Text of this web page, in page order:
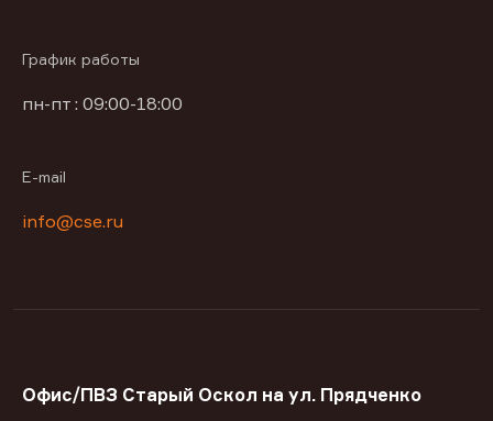
График работы
пн-пт : 09:00-18:00
E-mail
info@cse.ru
Офис/ПВЗ Старый Оскол на ул. Прядченко